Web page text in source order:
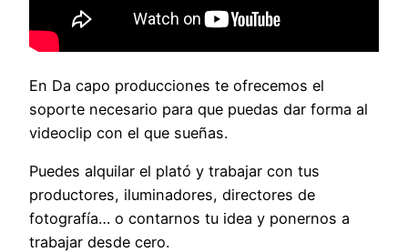
En Da capo producciones te ofrecemos el
soporte necesario para que puedas dar forma al
videoclip con el que sueñas.
Puedes alquilar el plató y trabajar con tus
productores, iluminadores, directores de
fotografía… o contarnos tu idea y ponernos a
trabajar desde cero.